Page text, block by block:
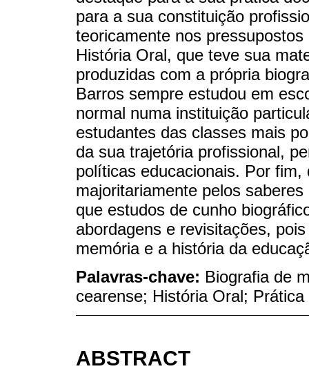
para a sua constituição
teoricamente nos
História Oral, que teve sua
produzidas com a própria
Barros sempre estudou em
normal numa instituição
estudantes das classes mais
da sua trajetória profissional,
políticas educacionais. Por
majoritariamente pelos
que estudos de cunho
abordagens e revisitações,
memória e a história da
Palavras-chave: Biografia de
cearense; História Oral; Prática
ABSTRACT